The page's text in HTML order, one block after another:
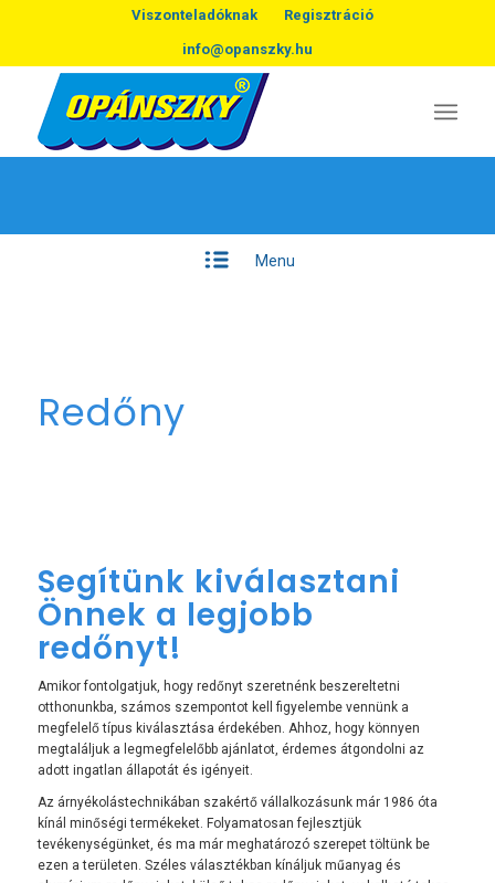
Viszonteladóknak Regisztráció
info@opanszky.hu
Menu
Redőny
Segítünk kiválasztani
Önnek a legjobb
redőnyt!
Amikor fontolgatjuk, hogy redőnyt szeretnénk beszereltetni
otthonunkba, számos szempontot kell figyelembe vennünk a
megfelelő típus kiválasztása érdekében. Ahhoz, hogy könnyen
megtaláljuk a legmegfelelőbb ajánlatot, érdemes átgondolni az
adott ingatlan állapotát és igényeit.
Az árnyékolástechnikában szakértő vállalkozásunk már 1986 óta
kínál minőségi termékeket. Folyamatosan fejlesztjük
tevékenységünket, és ma már meghatározó szerepet töltünk be
ezen a területen. Széles választékban kínáljuk műanyag és